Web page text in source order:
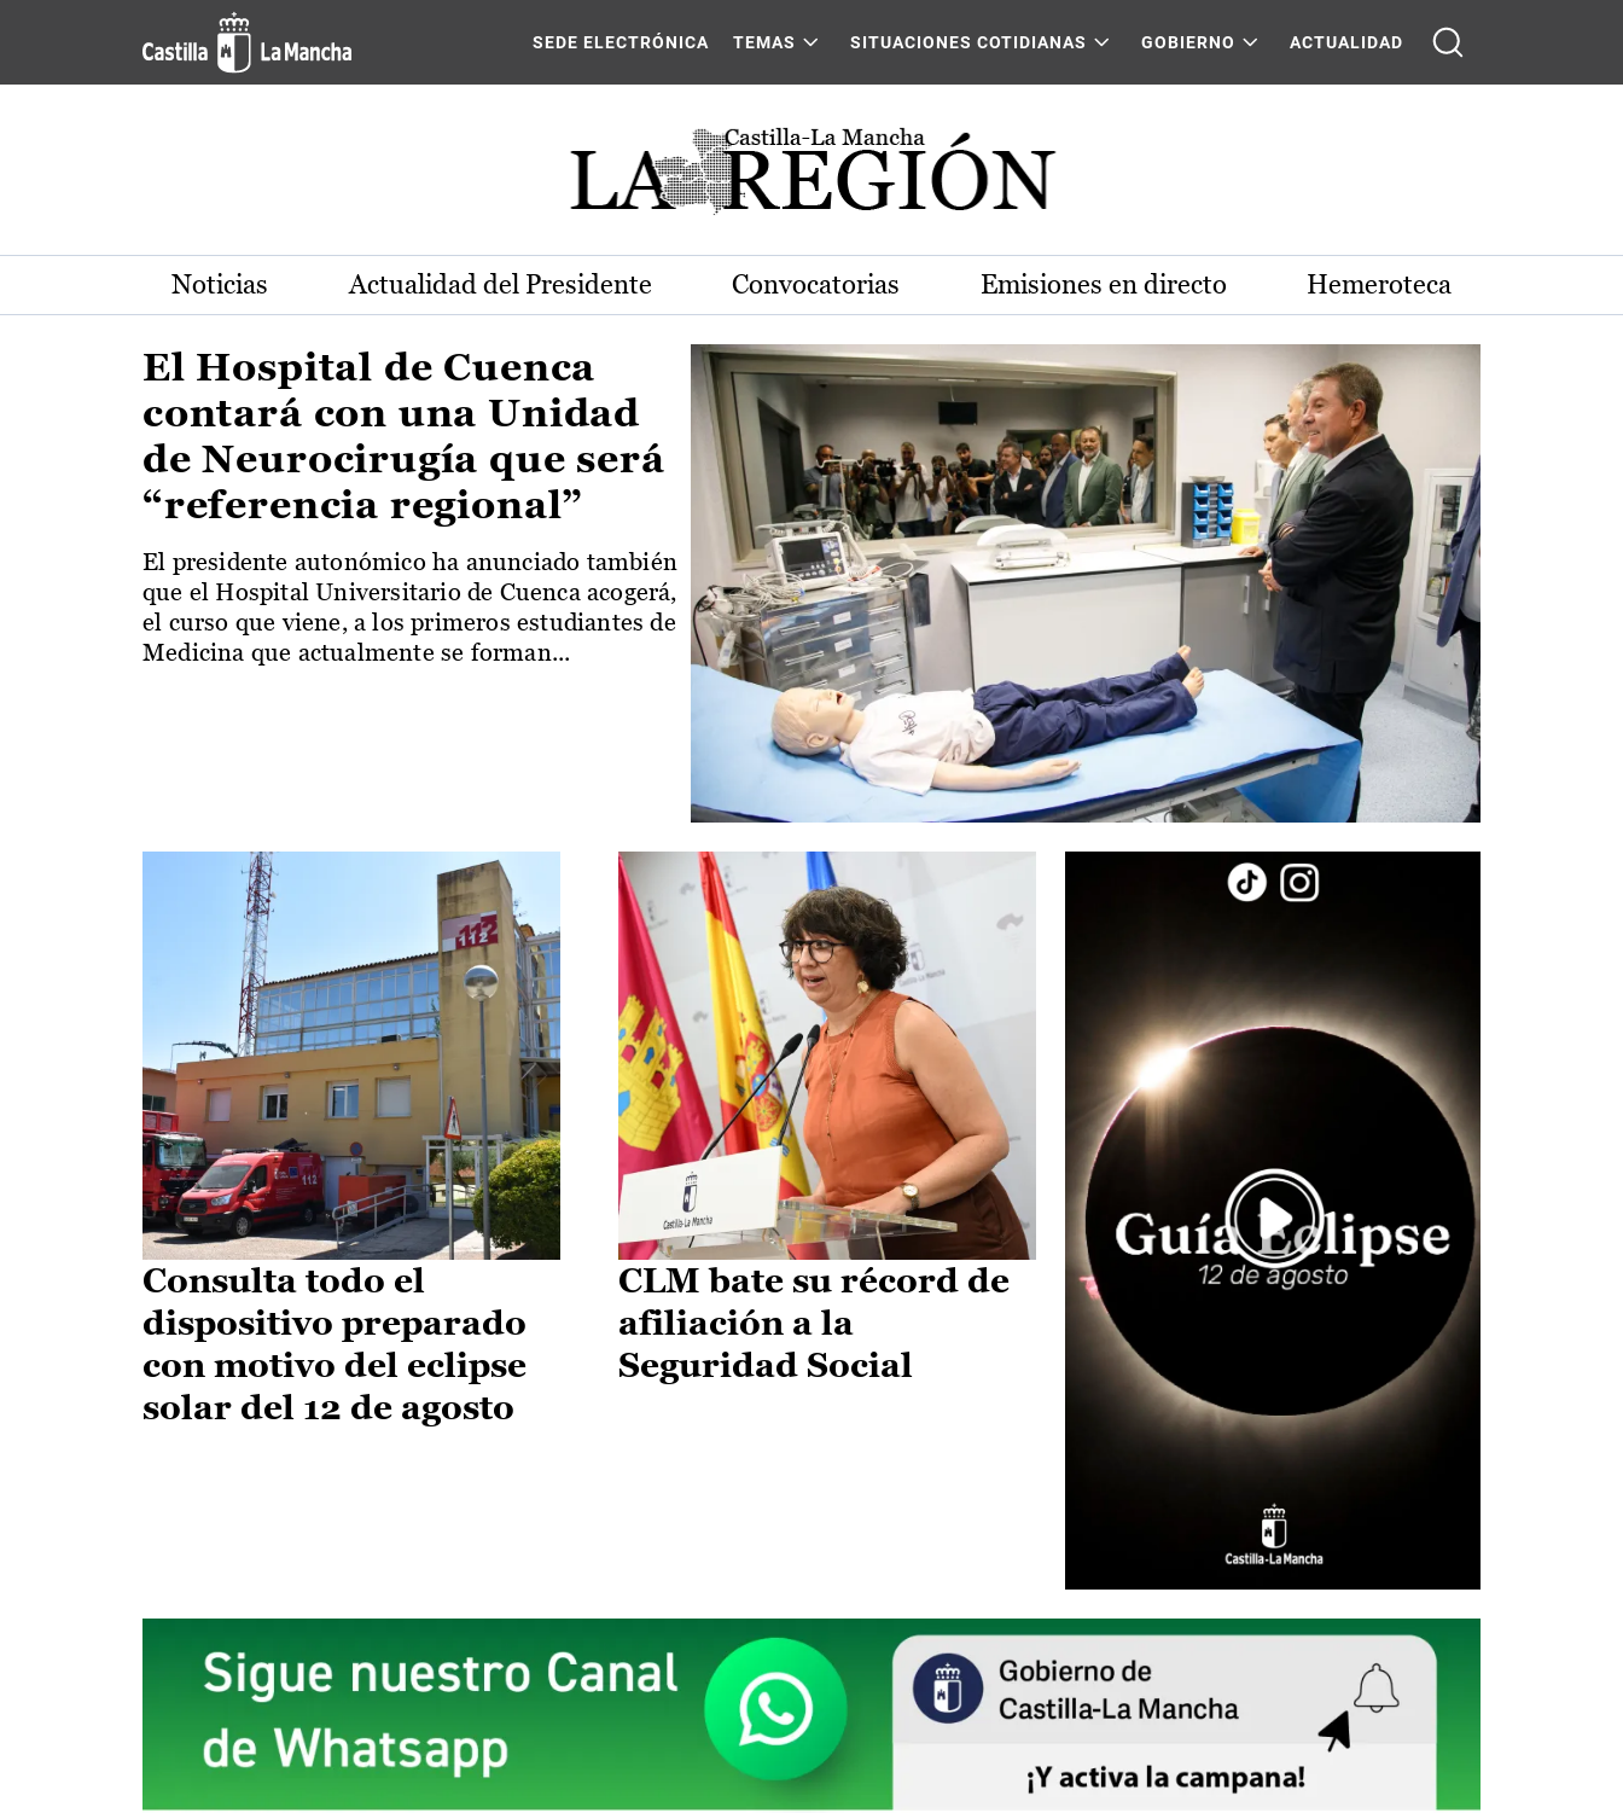
Pasar al contenido principal
Actualidad de la región de Castilla-La Mancha
SEDE ELECTRÓNICA TEMAS SITUACIONES COTIDIANAS GOBIERNO ACTUALIDAD
Noticias Actualidad del Presidente Convocatorias Emisiones en directo Hemeroteca
El Hospital de Cuenca
contará con una Unidad
de Neurocirugía que será
“referencia regional”
El presidente autonómico ha anunciado también
que el Hospital Universitario de Cuenca acogerá,
el curso que viene, a los primeros estudiantes de
Medicina que actualmente se forman...
Consulta todo el
dispositivo preparado
con motivo del eclipse
solar del 12 de agosto
CLM bate su récord de
afiliación a la
Seguridad Social